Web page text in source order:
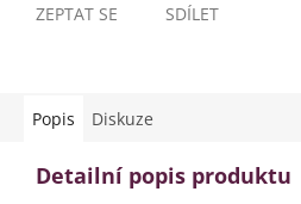
ZEPTAT SE SDÍLET
Popis Diskuze
Detailní popis produktu